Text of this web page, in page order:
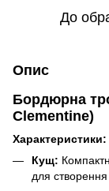
До
Опис
Бордюрна
Clementine)
Характеристики:
Кущ:
для